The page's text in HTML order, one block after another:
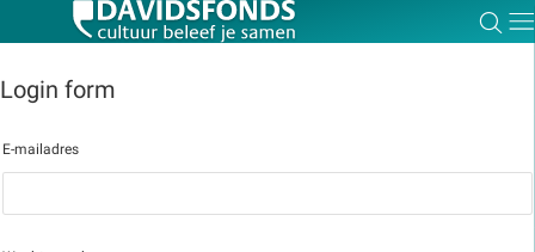
Login form
E-mailadres
Zoek: